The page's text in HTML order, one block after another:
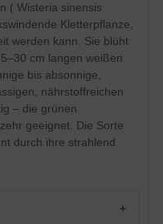
bis eilänglich,
am Ende zugespitzt,
später kahl, hellgrün,
5 bis 10 cm lang
länglich,
zum Verzehr
25 bis 30 cm lang,
bis feuchte, lockere
( Wisteria sinensis
Kletterpflanze,
werden kann. Sie blüht
cm langen weißen
bis absonnige,
nährstoffreichen
– die grünen
geeignet. Die Sorte
durch ihre strahlend